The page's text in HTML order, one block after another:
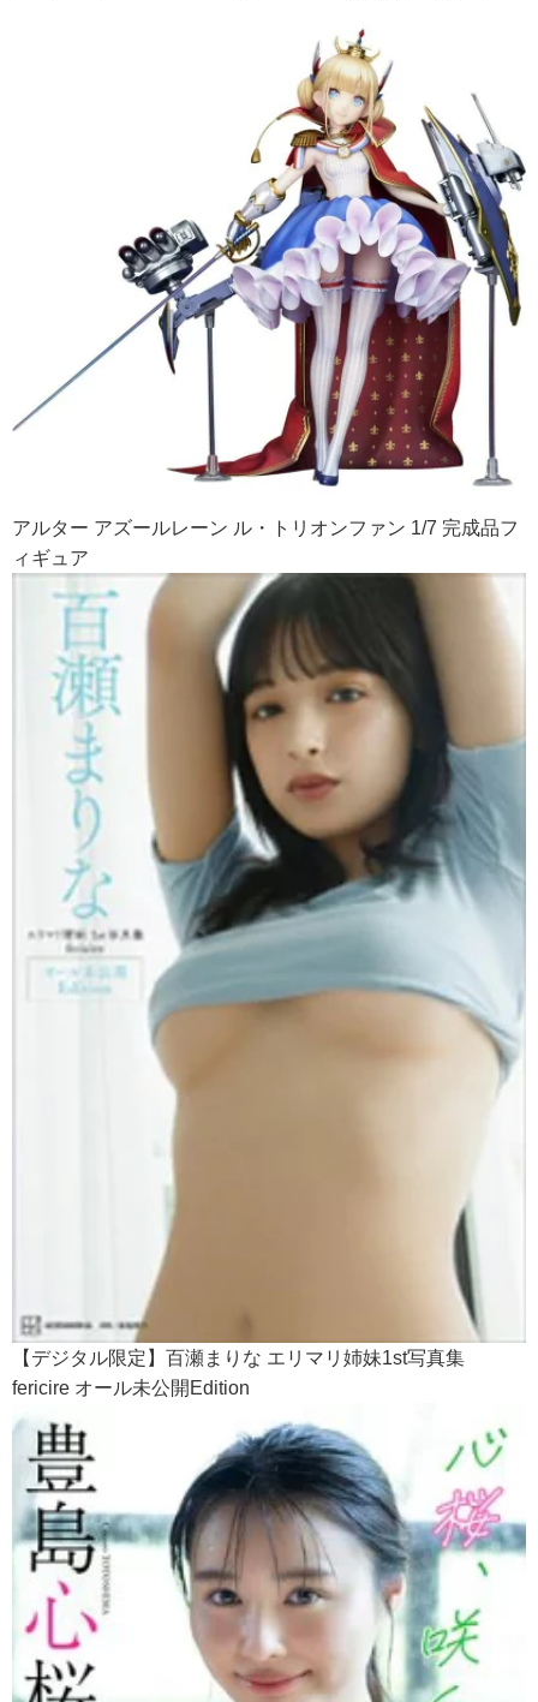
アルター アズールレーン ル・トリオンファン 1/7 完成品フ
ィギュア
【デジタル限定】百瀬まりな エリマリ姉妹1st写真集
fericire オール未公開Edition